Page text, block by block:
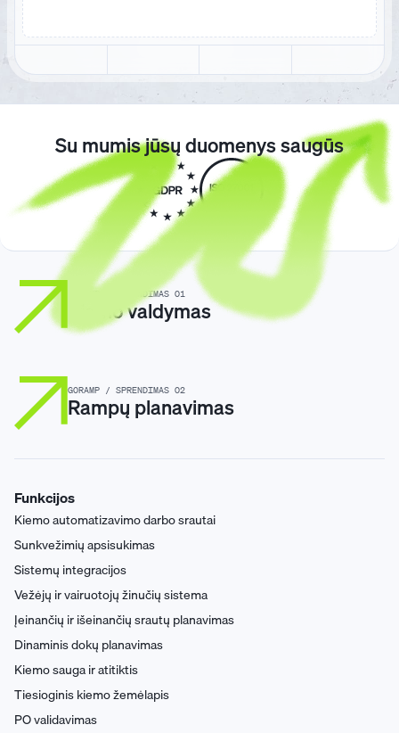
Su mumis jūsų duomenys saugūs
GORAMP / SPRENDIMAS 01
Kiemo valdymas
GORAMP / SPRENDIMAS 02
Rampų planavimas
Funkcijos
Kiemo automatizavimo darbo srautai
Sunkvežimių apsisukimas
Sistemų integracijos
Vežėjų ir vairuotojų žinučių sistema
Įeinančių ir išeinančių srautų planavimas
Dinaminis dokų planavimas
Kiemo sauga ir atitiktis
Tiesioginis kiemo žemėlapis
PO validavimas